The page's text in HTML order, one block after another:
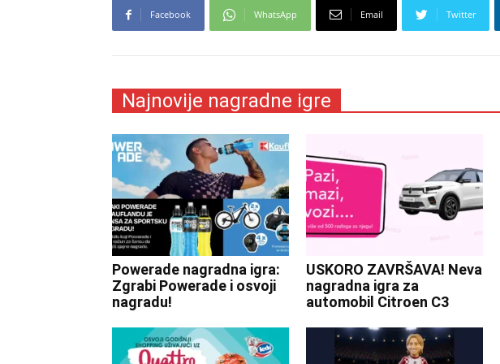
Facebook WhatsApp Email Twitter
Najnovije nagradne igre
Powerade nagradna igra:
Zgrabi Powerade i osvoji
nagradu!
USKORO ZAVRŠAVA! Neva
nagradna igra za
automobil Citroen C3